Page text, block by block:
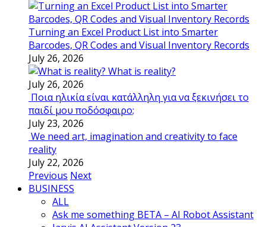
Turning an Excel Product List into Smarter
Barcodes, QR Codes and Visual Inventory Records
July 26, 2026
What is reality?
July 26, 2026
Ποια ηλικία είναι κατάλληλη για να ξεκινήσει το
παιδί μου ποδόσφαιρο;
July 23, 2026
We need art, imagination and creativity to face
reality
July 22, 2026
Previous Next
BUSINESS
ALL
Ask me something BETA – AI Robot Assistant